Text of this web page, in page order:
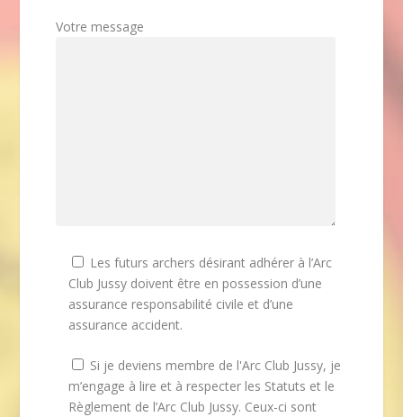
Votre message
Les futurs archers désirant adhérer à l’Arc
Club Jussy doivent être en possession d’une
assurance responsabilité civile et d’une
assurance accident.
Si je deviens membre de l'Arc Club Jussy, je
m’engage à lire et à respecter les Statuts et le
Règlement de l’Arc Club Jussy. Ceux-ci sont